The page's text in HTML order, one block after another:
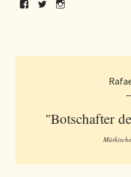
"Botschafter